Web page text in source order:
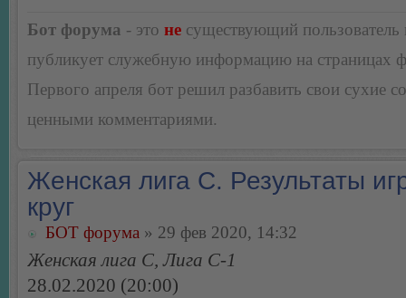
Бот форума - это не существующий пользователь
публикует служебную информацию на страницах
Первого апреля бот решил разбавить свои сухие
ценными комментариями.
Женская лига С. Результаты
круг
БОТ форума » 29 фев 2020, 14:32
Женская лига С, Лига С-1
28.02.2020 (20:00)